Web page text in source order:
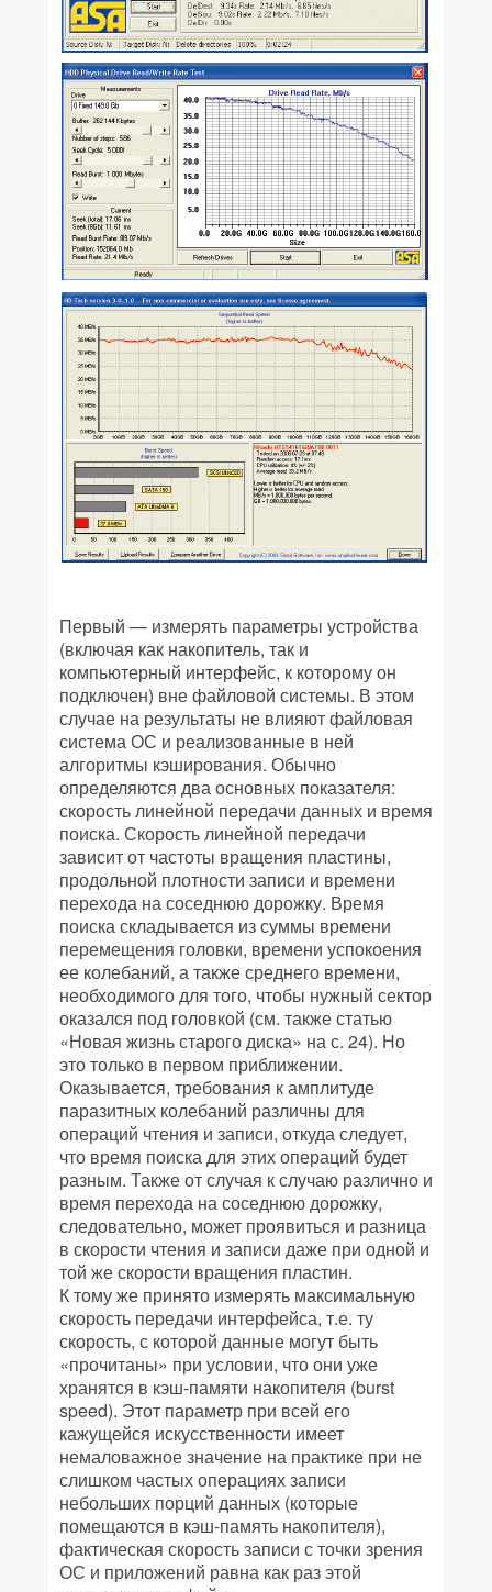
Первый — измерять параметры устройства
(включая как накопитель, так и
компьютерный интерфейс, к которому он
подключен) вне файловой системы. В этом
случае на результаты не влияют файловая
система ОС и реализованные в ней
алгоритмы кэширования. Обычно
определяются два основных показателя:
скорость линейной передачи данных и время
поиска. Скорость линейной передачи
зависит от частоты вращения пластины,
продольной плотности записи и времени
перехода на соседнюю дорожку. Время
поиска складывается из суммы времени
перемещения головки, времени успокоения
ее колебаний, а также среднего времени,
необходимого для того, чтобы нужный сектор
оказался под головкой (см. также статью
«Новая жизнь старого диска» на с. 24). Но
это только в первом приближении.
Оказывается, требования к амплитуде
паразитных колебаний различны для
операций чтения и записи, откуда следует,
что время поиска для этих операций будет
разным. Также от случая к случаю различно и
время перехода на соседнюю дорожку,
следовательно, может проявиться и разница
в скорости чтения и записи даже при одной и
той же скорости вращения пластин.
К тому же принято измерять максимальную
скорость передачи интерфейса, т.е. ту
скорость, с которой данные могут быть
«прочитаны» при условии, что они уже
хранятся в кэш-памяти накопителя (burst
speed). Этот параметр при всей его
кажущейся искусственности имеет
немаловажное значение на практике при не
слишком частых операциях записи
небольших порций данных (которые
помещаются в кэш-память накопителя),
фактическая скорость записи с точки зрения
ОС и приложений равна как раз этой